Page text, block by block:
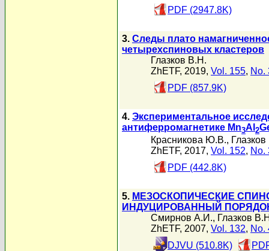
PDF (2947.8K)
3. Следы плато
четырехспиновых кластеров
Глазков В.Н.
ZhETF, 2019, Vol. 155, No.
PDF (857.9K)
4. Экспериментальное
антиферромагнетике Mn3Al 2
Красникова Ю.В.,
ZhETF, 2017, Vol. 152, No.
PDF (442.8K)
5. МЕЗОСКОПИЧЕСКИЕ
ИНДУЦИРОВАННЫЙ
Смирнов А.И., Глазков
ZhETF, 2007, Vol. 132, No.
DJVU (510.8K)